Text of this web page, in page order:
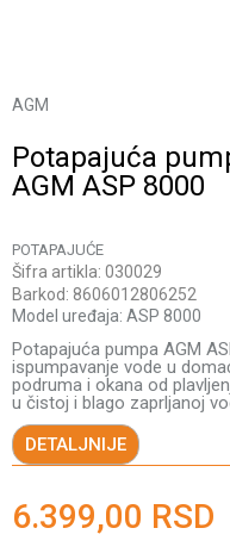
AGM
Potapajuća
AGM ASP 8000
POTAPAJUĆE
Šifra artikla: 030029
Barkod: 8606012806252
Model uređaja: ASP 8000
Potapajuća pumpa AGM
ispumpavanje vode u
podruma i okana od
u čistoj i blago zaprljanoj
DETALJNIJE
6.399,00 RSD